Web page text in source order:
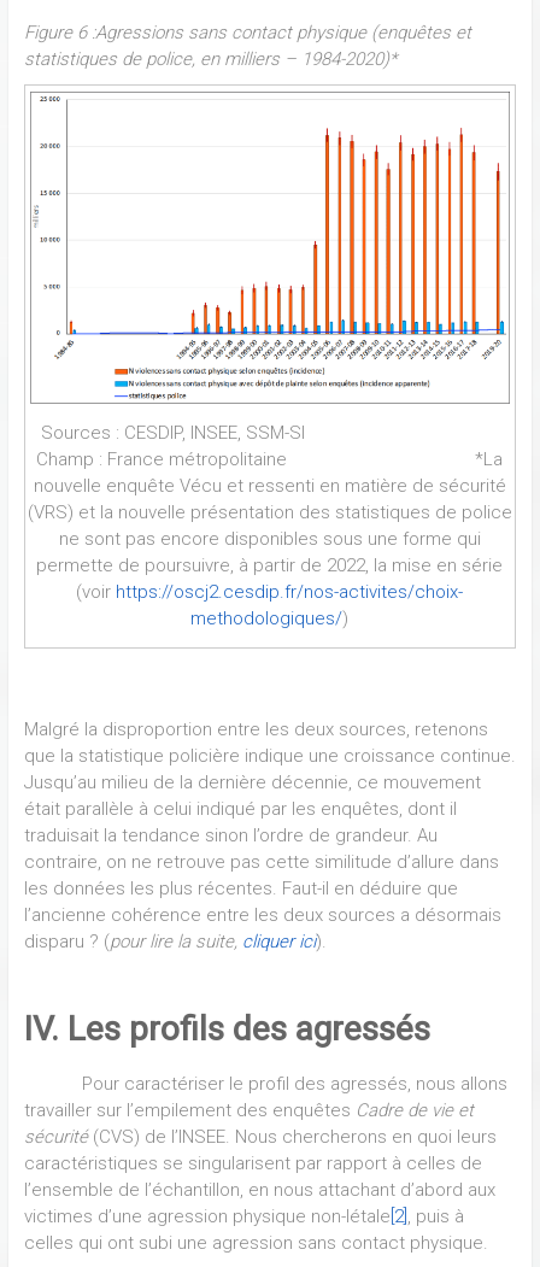
Figure 6 :Agressions sans contact physique (enquêtes et
statistiques de police, en milliers – 1984-2020)*
Sources : CESDIP, INSEE, SSM-SI
Champ : France métropolitaine *La
nouvelle enquête Vécu et ressenti en matière de sécurité
(VRS) et la nouvelle présentation des statistiques de police
ne sont pas encore disponibles sous une forme qui
permette de poursuivre, à partir de 2022, la mise en série
(voir https://oscj2.cesdip.fr/nos-activites/choix-
methodologiques/)
Malgré la disproportion entre les deux sources, retenons
que la statistique policière indique une croissance continue.
Jusqu’au milieu de la dernière décennie, ce mouvement
était parallèle à celui indiqué par les enquêtes, dont il
traduisait la tendance sinon l’ordre de grandeur. Au
contraire, on ne retrouve pas cette similitude d’allure dans
les données les plus récentes. Faut-il en déduire que
l’ancienne cohérence entre les deux sources a désormais
disparu ? (pour lire la suite, cliquer ici).
IV. Les profils des agressés
Pour caractériser le profil des agressés, nous allons
travailler sur l’empilement des enquêtes Cadre de vie et
sécurité(CVS) de l’INSEE. Nous chercherons en quoi leurs
caractéristiques se singularisent par rapport à celles de
l’ensemble de l’échantillon, en nous attachant d’abord aux
victimes d’une agression physique non-létale [2], puis à
celles qui ont subi une agression sans contact physique.